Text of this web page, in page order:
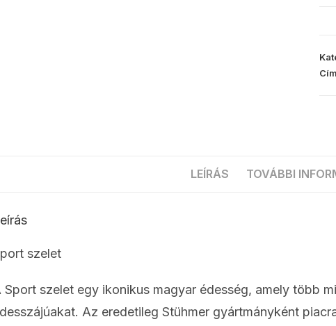
LEÍRÁS TOVÁBBI
szelet
Sport szelet egy ikonikus magyar édesség, amely több
Az eredetileg Stühmer gyártmányként